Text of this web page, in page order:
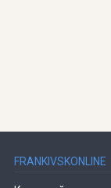
FRANKIVSKONLINE